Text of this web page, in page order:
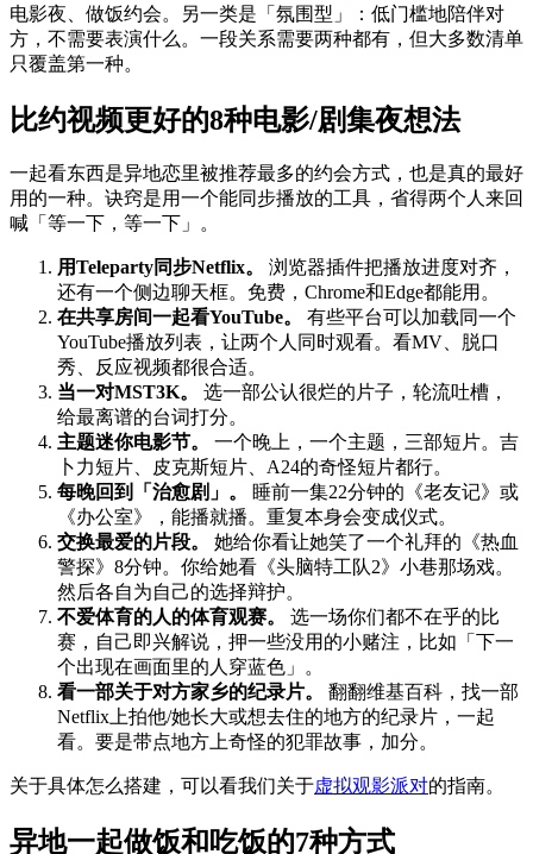
电影夜、做饭约会。另一类是「氛围型」：低门槛地陪伴对
方，不需要表演什么。一段关系需要两种都有，但大多数清单
只覆盖第一种。
比约视频更好的8种电影/剧集夜想法
一起看东西是异地恋里被推荐最多的约会方式，也是真的最好
用的一种。诀窍是用一个能同步播放的工具，省得两个人来回
喊「等一下，等一下」。
用Teleparty同步Netflix。
浏览器插件把播放进度对齐，
还有一个侧边聊天框。免费，Chrome和Edge都能用。
在共享房间一起看YouTube。
有些平台可以加载同一个
YouTube播放列表，让两个人同时观看。看MV、脱口
秀、反应视频都很合适。
当一对MST3K。
选一部公认很烂的片子，轮流吐槽，
给最离谱的台词打分。
主题迷你电影节。
一个晚上，一个主题，三部短片。吉
卜力短片、皮克斯短片、A24的奇怪短片都行。
每晚回到「治愈剧」。
睡前一集22分钟的《老友记》或
《办公室》，能播就播。重复本身会变成仪式。
交换最爱的片段。
她给你看让她笑了一个礼拜的《热血
警探》8分钟。你给她看《头脑特工队2》小巷那场戏。
然后各自为自己的选择辩护。
不爱体育的人的体育观赛。
选一场你们都不在乎的比
赛，自己即兴解说，押一些没用的小赌注，比如「下一
个出现在画面里的人穿蓝色」。
看一部关于对方家乡的纪录片。
翻翻维基百科，找一部
Netflix上拍他/她长大或想去住的地方的纪录片，一起
看。要是带点地方上奇怪的犯罪故事，加分。
关于具体怎么搭建，可以看我们关于虚拟观影派对的指南。
异地一起做饭和吃饭的7种方式